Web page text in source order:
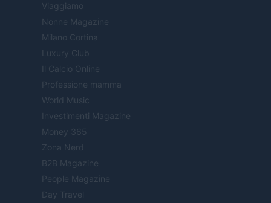
Viaggiamo
Nonne Magazine
Milano Cortina
Luxury Club
Il Calcio Online
Professione mamma
World Music
Investimenti Magazine
Money 365
Zona Nerd
B2B Magazine
People Magazine
Day Travel